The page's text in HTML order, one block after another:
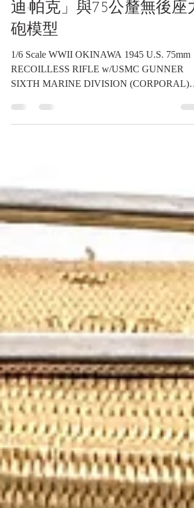
海軍陸戰隊第六師下士「艾
迪·帕克」與75公釐無後座
砲模型
1/6 Scale WWII OKINAWA 1945 U.S. 75mm
SIXTH MARINE DIVISION (CORPORAL)
"Eddie Parker" 1/6比例 二戰沖繩戰役美軍海
隊第六師下士「艾迪·帕克」與75公釐無後座
力砲模型 英文名稱： 1/6 Scale WWII
OKINAWA 1945 U.S. 75mm RECOILLESS
DIVISION (CORPORAL) "Eddie Parker" 模型
比例： 1/6 (約12吋) 模型編號： 70519 製造
份： 民國95年(2006) 製造單位： 威龍模型
(Dragon Models Ltd.) 生產國家： 中國大陸 (
港企業研